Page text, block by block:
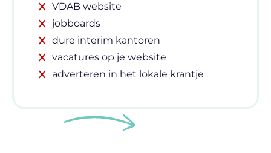
VDAB website
jobboards
dure interim kantoren
vacatures op je website
adverteren in het lokale krantje